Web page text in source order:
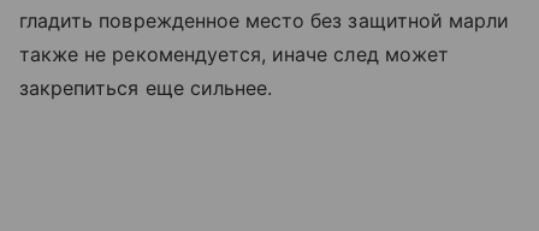
гладить поврежденное место без защитной марли
также не рекомендуется, иначе след может
закрепиться еще сильнее.